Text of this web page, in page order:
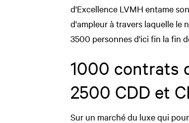
d'Excellence LVMH entame
d'ampleur à travers laquelle le
3500 personnes d'ici fin la fin
1000 contrats
2500 CDD et
Sur un marché du luxe qui